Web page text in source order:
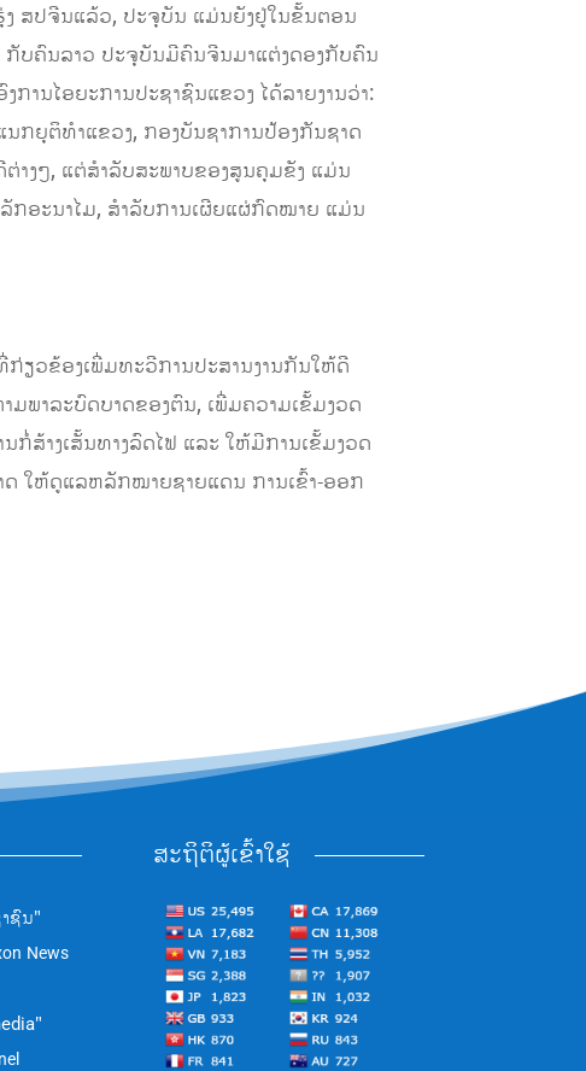
ງ ສປຈີນແລ້ວ, ປະຈຸບັນ ແມ່ນຍັງຢູ່ໃນຂັ້ນຕອນ
ກັບຄົນລາວ ປະຈຸບັນມີຄົນຈີນມາແຕ່ງດອງກັບຄົນ
ານໄອຍະການປະຊາຊົນແຂວງ ໄດ້ລາຍງານວ່າ:
ນກຍຸຕິທໍາແຂວງ, ກອງບັນຊາການປ້ອງກັນຊາດ
າງໆ, ແຕ່ສໍາລັບສະພາບຂອງສູນຄຸມຂັງ ແມ່ນ
ອະນາໄມ, ສໍາລັບການເຜີຍແຜ່ກົດໝາຍ ແມ່ນ
ຽວຂ້ອງເພີ່ມທະວີການປະສານງານກັນໃຫ້ດີ
ພາລະບົດບາດຂອງຕົນ, ເພີ່ມຄວາມເຂັ້ມງວດ
ກໍ່ສ້າງເສັ້ນທາງລົດໄຟ ແລະ ໃຫ້ມີການເຂັ້ມງວດ
ດ ໃຫ້ດູແລຫລັກໝາຍຊາຍແດນ ການເຂົ້າ-ອອກ
ຊົນ"
News
ສະຖິຕິຜູ້ເຂົ້າໃຊ້